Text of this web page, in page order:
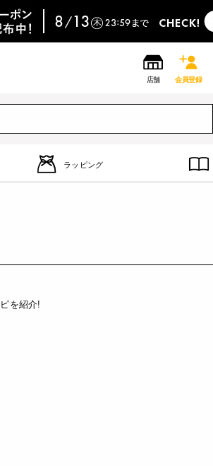
店舗 会員登録
ラッピング
を紹介!